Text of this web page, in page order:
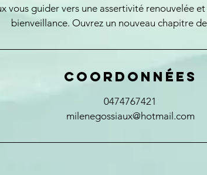
vous guider vers une assertivité renouvelée
bienveillance. Ouvrez un nouveau chapitre
Coordonnées
0474767421
milenegossiaux@hotmail.com